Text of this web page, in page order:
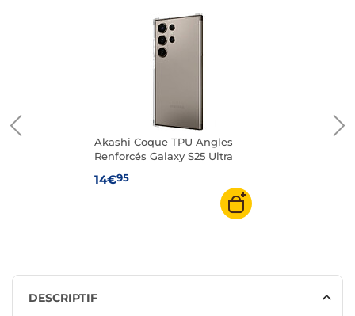
Akashi Coque TPU Angles
Renforcés Galaxy S25 Ultra
14€95
DESCRIPTIF